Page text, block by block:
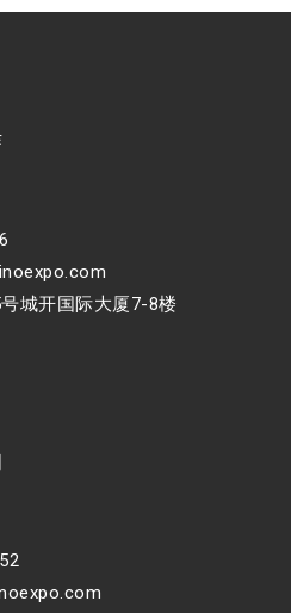
城开国际大厦7-8楼